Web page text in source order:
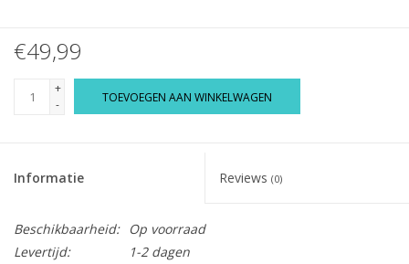
€49,99
+
-
TOEVOEGEN AAN WINKELWAGEN
Informatie Reviews (0)
Beschikbaarheid:
Op voorraad
Levertijd:
1-2 dagen